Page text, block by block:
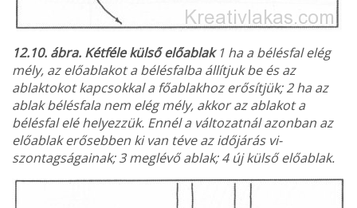
12.10. ábra. Kétféle külső előablak1 ha a bélésfal elég
mély, az előablakot a bélésfalba ál­lítjuk be és az
ablaktokot kapcsokkal a főablakhoz erősít­jük; 2 ha az
ablak bélésfala nem elég mély, akkor az ablakot a
bélésfal elé helyezzük. Ennél a változatnál azon­ban az
előablak erősebben ki van téve az időjárás vi­
szontagságainak; 3 meglévő ablak; 4 új külső előablak.